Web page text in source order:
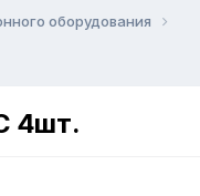
оборудования
4шт.